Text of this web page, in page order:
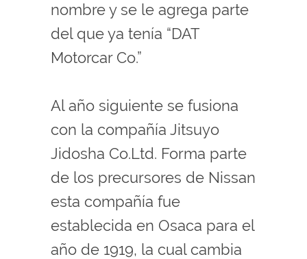
nombre y se le agrega parte
del que ya tenía “DAT
Motorcar Co.”
Al año siguiente se fusiona
con la compañía Jitsuyo
Jidosha Co.Ltd. Forma parte
de los precursores de Nissan
esta compañía fue
establecida en Osaca para el
año de 1919, la cual cambia